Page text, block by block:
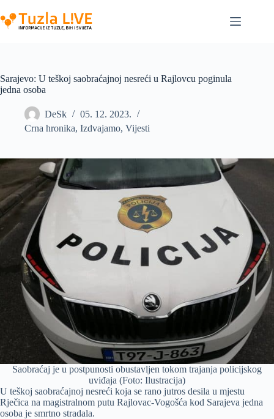
to
content
Sarajevo: U teškoj saobraćajnoj nesreći u Rajlovcu poginula
jedna osoba
DeSk
05. 12. 2023.
Crna hronika, Izdvajamo, Vijesti
Saobraćaj je u postpunosti obustavljen tokom trajanja policijskog
uviđaja (Foto: Ilustracija)
U teškoj saobraćajnoj nesreći koja se rano jutros desila u mjestu
Rječica na magistralnom putu Rajlovac-Vogošća kod Sarajeva jedna
osoba je smrtno stradala.